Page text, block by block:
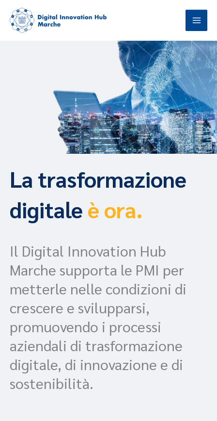
contenuto
La trasformazione
digitale è ora.
Il Digital Innovation Hub
Marche supporta le PMI per
metterle nelle condizioni di
crescere e svilupparsi,
promuovendo i processi
aziendali di trasformazione
digitale, di innovazione e di
sostenibilità.